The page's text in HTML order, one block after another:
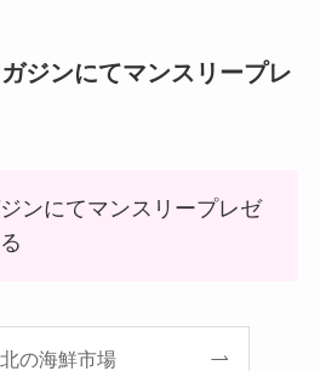
ジンにてマンスリープレ
ンにてマンスリープレゼ
の海鮮市場